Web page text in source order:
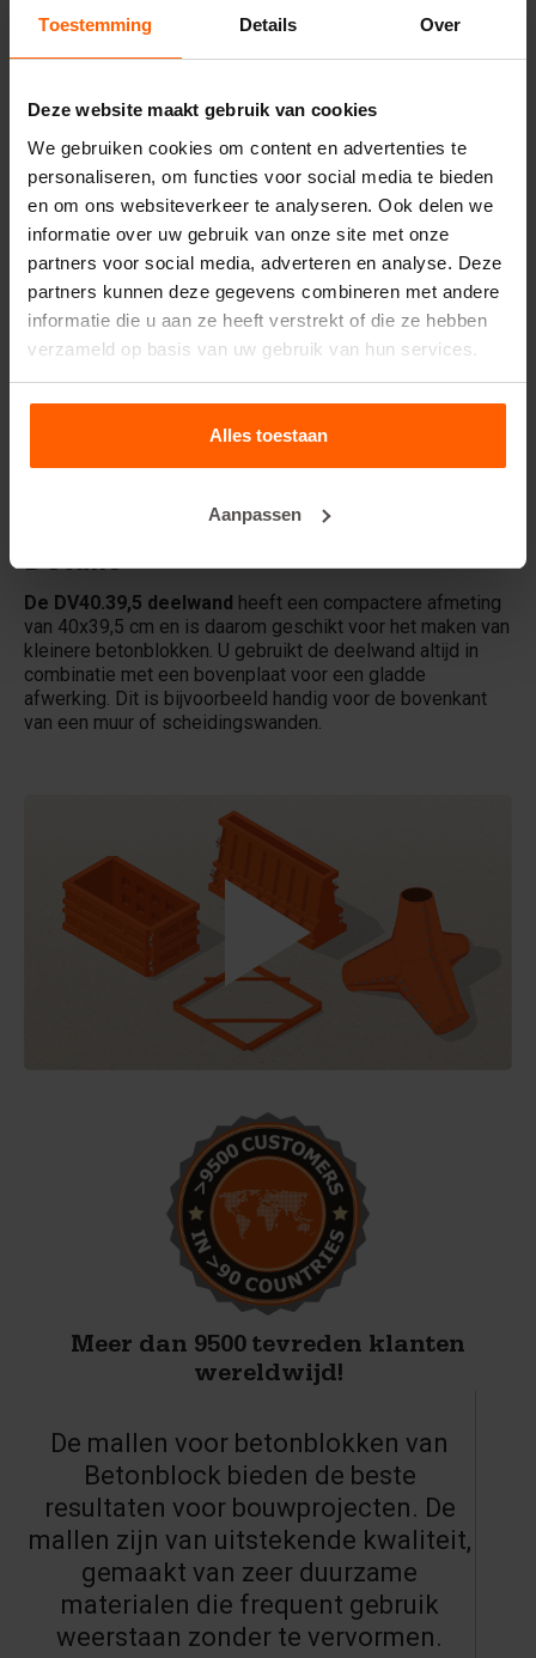
Toestemming Details Over
Deze website maakt gebruik van cookies
We gebruiken cookies om content en advertenties te
personaliseren, om functies voor social media te bieden
en om ons websiteverkeer te analyseren. Ook delen we
informatie over uw gebruik van onze site met onze
partners voor social media, adverteren en analyse. Deze
partners kunnen deze gegevens combineren met andere
informatie die u aan ze heeft verstrekt of die ze hebben
verzameld op basis van uw gebruik van hun services.
Alles toestaan
Aanpassen
Bovenplaten
Handling equipment
Accessoires
Veelgestelde vragen
Van welk materiaal zijn de mallen gemaakt?
Verkoopt Betonblock® betonblokken?
Details
De DV40.39,5 deelwand heeft een compactere afmeting
van 40x39,5 cm en is daarom geschikt voor het maken van
kleinere betonblokken. U gebruikt de deelwand altijd in
combinatie met een bovenplaat voor een gladde
afwerking. Dit is bijvoorbeeld handig voor de bovenkant
van een muur of scheidingswanden.
Meer dan 9500 tevreden klanten
wereldwijd!
De mallen voor betonblokken van
Betonblock bieden de beste
resultaten voor bouwprojecten. De
mallen zijn van uitstekende kwaliteit,
gemaakt van zeer duurzame
materialen die frequent gebruik
weerstaan zonder te vervormen.